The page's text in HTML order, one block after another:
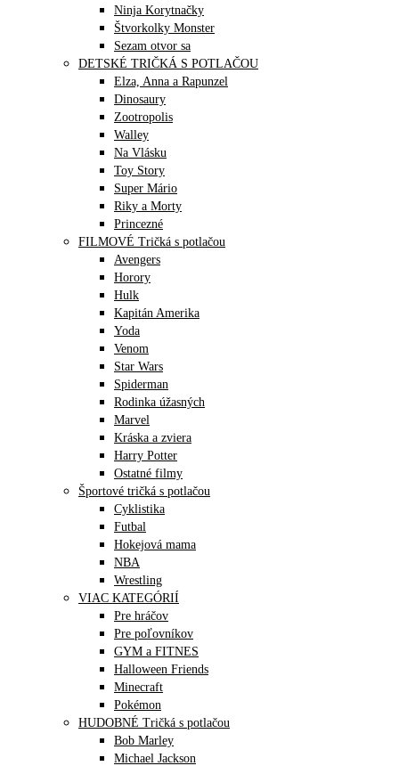
Ninja Korytnačky
Štvorkolky Monster
Sezam otvor sa
DETSKÉ TRIČKÁ S POTLAČOU
Elza, Anna a Rapunzel
Dinosaury
Zootropolis
Walley
Na Vlásku
Toy Story
Super Mário
Riky a Morty
Princezné
FILMOVÉ Tričká s potlačou
Avengers
Horory
Hulk
Kapitán Amerika
Yoda
Venom
Star Wars
Spiderman
Rodinka úžasných
Marvel
Kráska a zviera
Harry Potter
Ostatné filmy
Športové tričká s potlačou
Cyklistika
Futbal
Hokejová mama
NBA
Wrestling
VIAC KATEGÓRIÍ
Pre hráčov
Pre poľovníkov
GYM a FITNES
Halloween Friends
Minecraft
Pokémon
HUDOBNÉ Tričká s potlačou
Bob Marley
Michael Jackson